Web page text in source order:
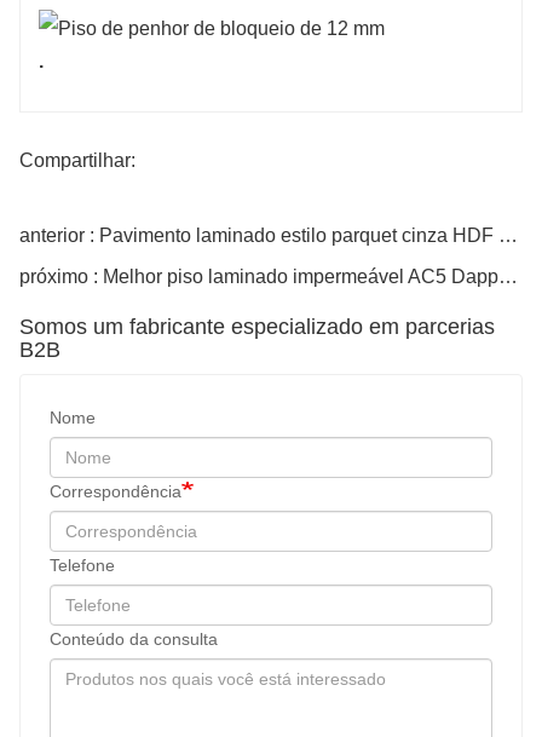
.
Compartilhar:
anterior : Pavimento laminado estilo parquet cinza HDF de 12 mm
próximo : Melhor piso laminado impermeável AC5 Dapper Parquet de 8 mm
Somos um fabricante especializado em parcerias
B2B
Nome
Correspondência
Telefone
Conteúdo da consulta